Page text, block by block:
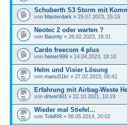
Schuberth S3 Storm mit
von Masterdark » 29.07.2023, 15:15
Neotec 2 oder warten ?
von Baumty » 26.02.2023, 18:31
Cardo freecom 4 plus
von heiner999 » 14.04.2023, 18:10
Helm und Visier Lösung
von manuS1kr » 27.02.2023, 05:42
Erfahrung mit Airbag-Weste
von driver001 » 22.10.2021, 10:19
Wieder mal Stiefel...
von TobiRR » 08.05.2014, 20:02